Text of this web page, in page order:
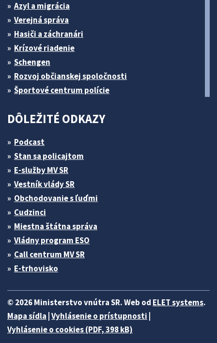
Azyl a migrácia
Verejná správa
Hasiči a záchranári
Krízové riadenie
Schengen
Rozvoj občianskej spoločnosti
Športové centrum polície
DÔLEŽITÉ ODKAZY
Podcast
Stan sa policajtom
E-služby MV SR
Vestník vlády SR
Obchodovanie s ľuďmi
Cudzinci
Miestna štátna správa
Vládny program ESO
Call centrum MV SR
E-trhovisko
© 2026 Ministerstvo vnútra SR. Web od ELET systems.
Mapa sídla Vyhlásenie o prístupnosti
Vyhlásenie o cookies (PDF, 398 kB)